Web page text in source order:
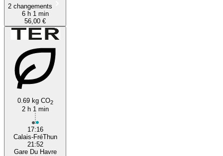
2 changements
6 h 1 min
56,00 €
0.69 kg CO2
2 h 1 min
17:16
Calais-FréThun
21:52
Gare Du Havre